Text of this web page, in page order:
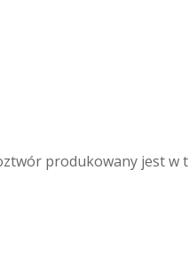
produkowany jest w